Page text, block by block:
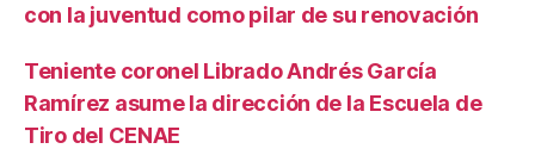
con la juventud como pilar de su renovación
Teniente coronel Librado Andrés García
Ramírez asume la dirección de la Escuela de
Tiro del CENAE